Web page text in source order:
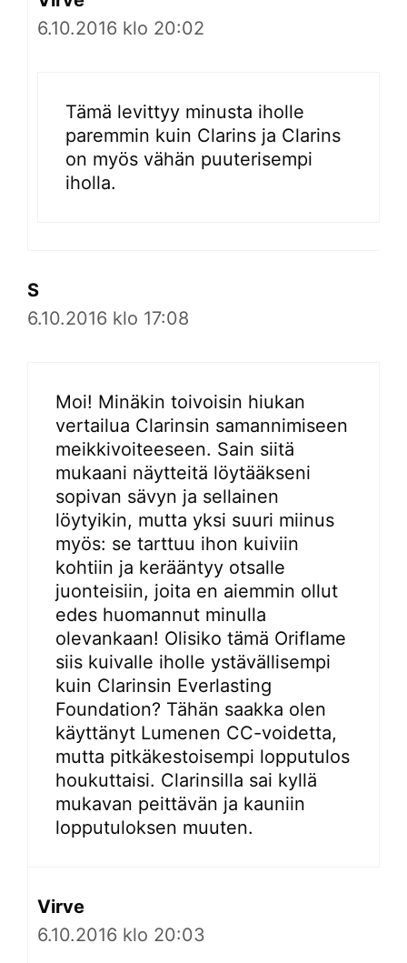
6.10.2016 klo 20:02
Tämä levittyy minusta iholle
paremmin kuin Clarins ja Clarins
on myös vähän puuterisempi
iholla.
S
6.10.2016 klo 17:08
Moi! Minäkin toivoisin hiukan
vertailua Clarinsin samannimiseen
meikkivoiteeseen. Sain siitä
mukaani näytteitä löytääkseni
sopivan sävyn ja sellainen
löytyikin, mutta yksi suuri miinus
myös: se tarttuu ihon kuiviin
kohtiin ja kerääntyy otsalle
juonteisiin, joita en aiemmin ollut
edes huomannut minulla
olevankaan! Olisiko tämä Oriflame
siis kuivalle iholle ystävällisempi
kuin Clarinsin Everlasting
Foundation? Tähän saakka olen
käyttänyt Lumenen CC-voidetta,
mutta pitkäkestoisempi lopputulos
houkuttaisi. Clarinsilla sai kyllä
mukavan peittävän ja kauniin
lopputuloksen muuten.
Virve
6.10.2016 klo 20:03